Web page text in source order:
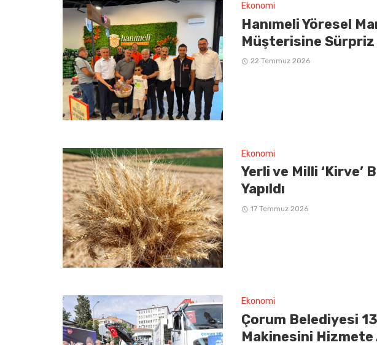
Ekonomi
Hanımeli Yöresel
Müşterisine Sürpriz
22 Temmuz 2026
Ekonomi
Yerli ve Milli ‘Kirve’
Yapıldı
17 Temmuz 2026
Ekonomi
Çorum Belediyesi
Makinesini Hizmete